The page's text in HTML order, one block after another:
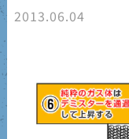
2013.06.04